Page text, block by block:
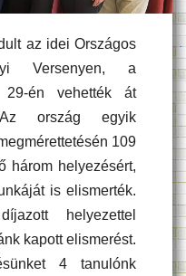
az idei Országos
Versenyen, a
29-én vehették át
ország egyik
109
három helyezésért,
is elismerték.
helyezettel
kapott elismerést.
4 tanulónk